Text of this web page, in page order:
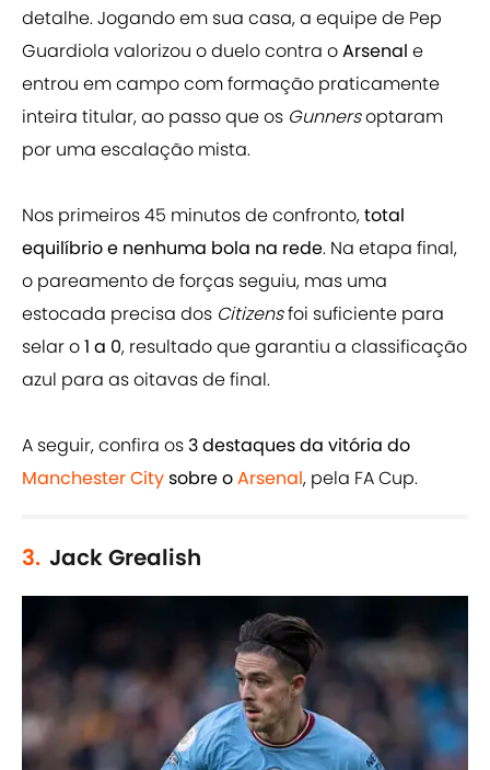
detalhe. Jogando em sua casa, a equipe de Pep
Guardiola valorizou o duelo contra oArsenal e
entrou em campo com formação praticamente
inteira titular, ao passo que os Gunnersoptaram
por uma escalação mista.
Nos primeiros 45 minutos de confronto,total
equilíbrio e nenhuma bola na rede. Na etapa final,
o pareamento de forças seguiu, mas uma
estocada precisa dos Citizensfoi suficiente para
selar o1 a 0, resultado que garantiu a classificação
azul para as oitavas de final.
A seguir, confira os 3 destaques da vitória do
Manchester Citysobre oArsenal, pela FA Cup.
3. Jack Grealish